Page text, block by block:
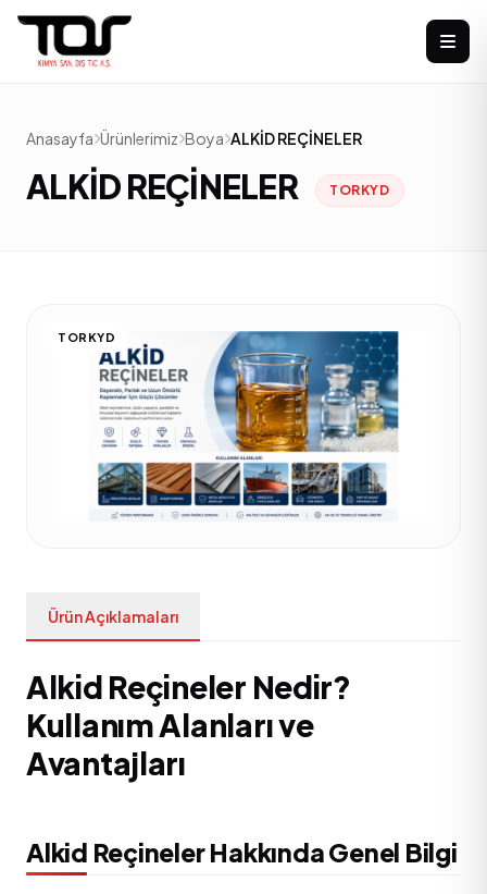
Anasayfa Ürünlerimiz Boya ALKİD REÇİNELER
ALKİD REÇİNELER TORKYD
TORKYD
Ürün Açıklamaları
Alkid Reçineler Nedir?
Kullanım Alanları ve
Avantajları
Alkid Reçineler Hakkında Genel Bilgi